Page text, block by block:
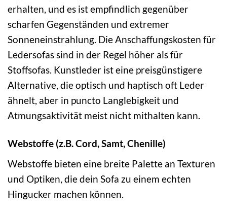
erhalten, und es ist empfindlich gegenüber
scharfen Gegenständen und extremer
Sonneneinstrahlung. Die Anschaffungskosten für
Ledersofas sind in der Regel höher als für
Stoffsofas. Kunstleder ist eine preisgünstigere
Alternative, die optisch und haptisch oft Leder
ähnelt, aber in puncto Langlebigkeit und
Atmungsaktivität meist nicht mithalten kann.
Webstoffe (z.B. Cord, Samt, Chenille)
Webstoffe bieten eine breite Palette an Texturen
und Optiken, die dein Sofa zu einem echten
Hingucker machen können.